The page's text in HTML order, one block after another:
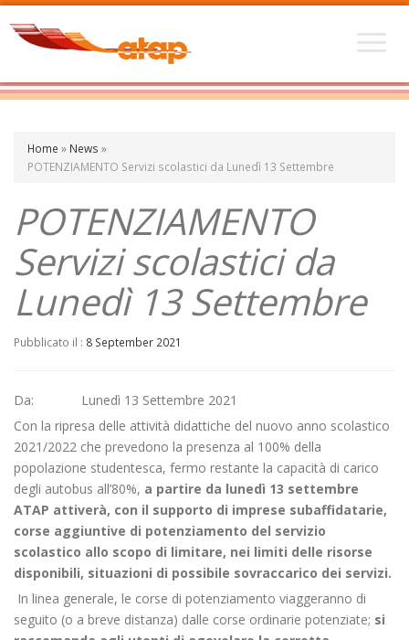
Home » News »
POTENZIAMENTO Servizi scolastici da Lunedì 13 Settembre
POTENZIAMENTO
Servizi scolastici da
Lunedì 13 Settembre
Pubblicato il : 8 September 2021
Da: Lunedì 13 Settembre 2021
Con la ripresa delle attività didattiche del nuovo anno scolastico
2021/2022 che prevedono la presenza al 100% della
popolazione studentesca, fermo restante la capacità di carico
degli autobus all’80%, a partire da lunedì 13 settembre
ATAP attiverà, con il supporto di imprese subaffidatarie,
corse aggiuntive di potenziamento del servizio
scolastico allo scopo di limitare, nei limiti delle risorse
disponibili, situazioni di possibile sovraccarico dei servizi.
In linea generale, le corse di potenziamento viaggeranno di
seguito (o a breve distanza) dalle corse ordinarie potenziate; si